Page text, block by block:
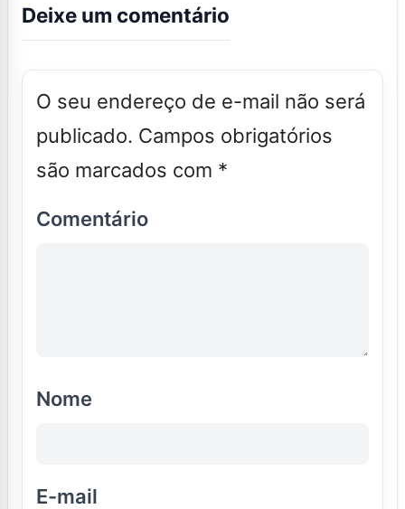
Deixe um comentário
O seu endereço de e-mail não será
publicado. Campos obrigatórios
são marcados com *
Comentário
Nome
E-mail